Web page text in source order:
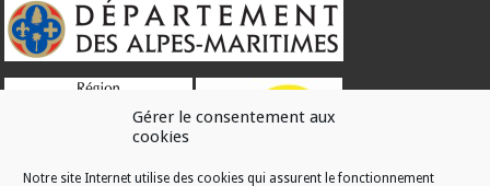
Gérer le consentement aux
cookies
Notre site Internet utilise des cookies qui assurent le fonctionnement